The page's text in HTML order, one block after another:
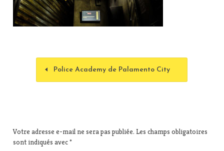
Police Academy de Palamento City
Votre adresse e-mail ne sera pas publiée. Les champs obligatoires
sont indiqués avec*